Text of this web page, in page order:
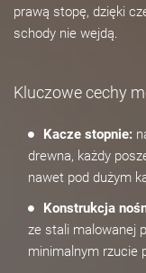
prawą stopę, dzięki
schody nie wejdą.
Kluczowe cechy
Kacze stopnie:
drewna, każdy
nawet pod dużym
Konstrukcja
ze stali malowanej
minimalnym rzucie